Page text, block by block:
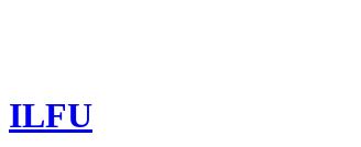
ILFU